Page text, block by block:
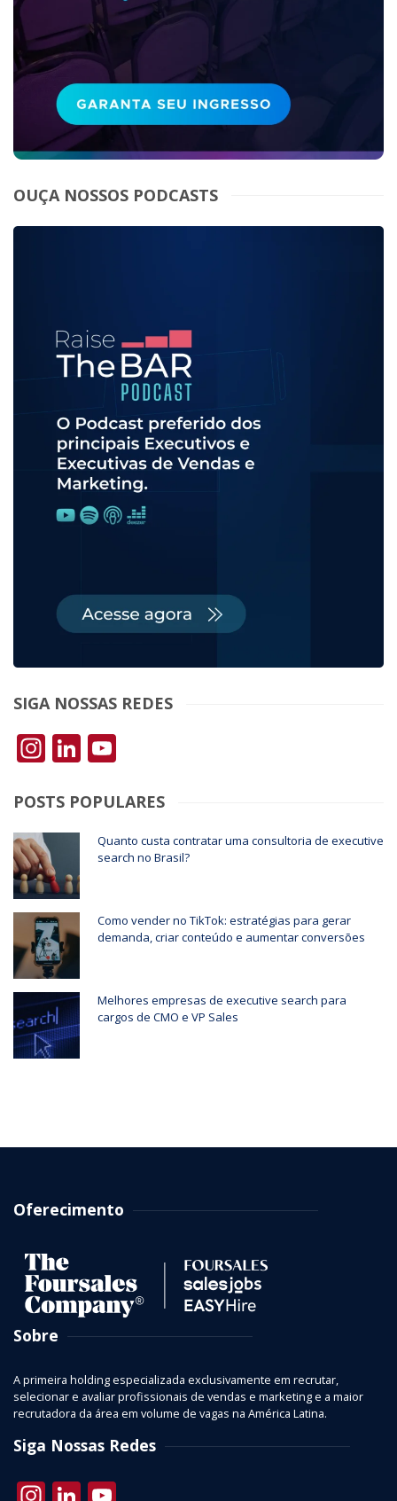
OUÇA NOSSOS PODCASTS
SIGA NOSSAS REDES
Instagram
LinkedIn
POSTS POPULARES
Quanto custa contratar uma consultoria de executive
search no Brasil?
Como vender no TikTok: estratégias para gerar
demanda, criar conteúdo e aumentar conversões
Melhores empresas de executive search para
cargos de CMO e VP Sales
Oferecimento
Sobre
A primeira holding especializada exclusivamente em recrutar,
selecionar e avaliar profissionais de vendas e marketing e a maior
recrutadora da área em volume de vagas na América Latina.
Siga Nossas Redes